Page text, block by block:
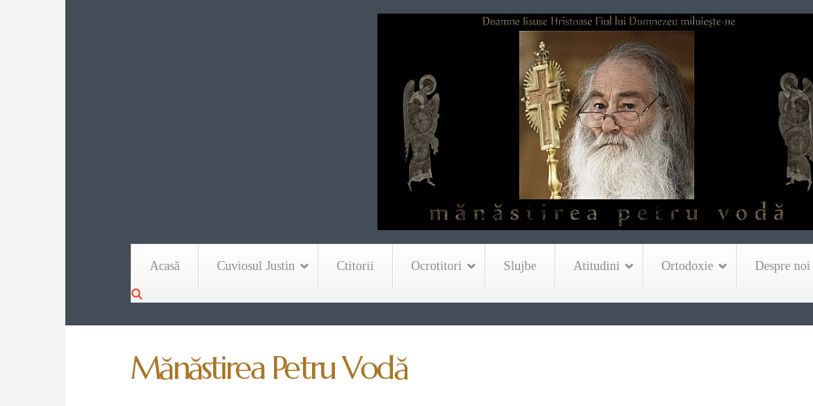
Acasă Cuviosul Justin Ctitorii Ocrotitori Slujbe Atitudini Ortodoxie Despre noi
Mănăstirea Petru Vodă